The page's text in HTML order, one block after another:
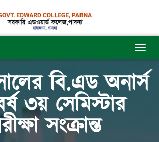
বি.এড অনার্স
৩য় সেমিস্টার
সংক্রান্ত